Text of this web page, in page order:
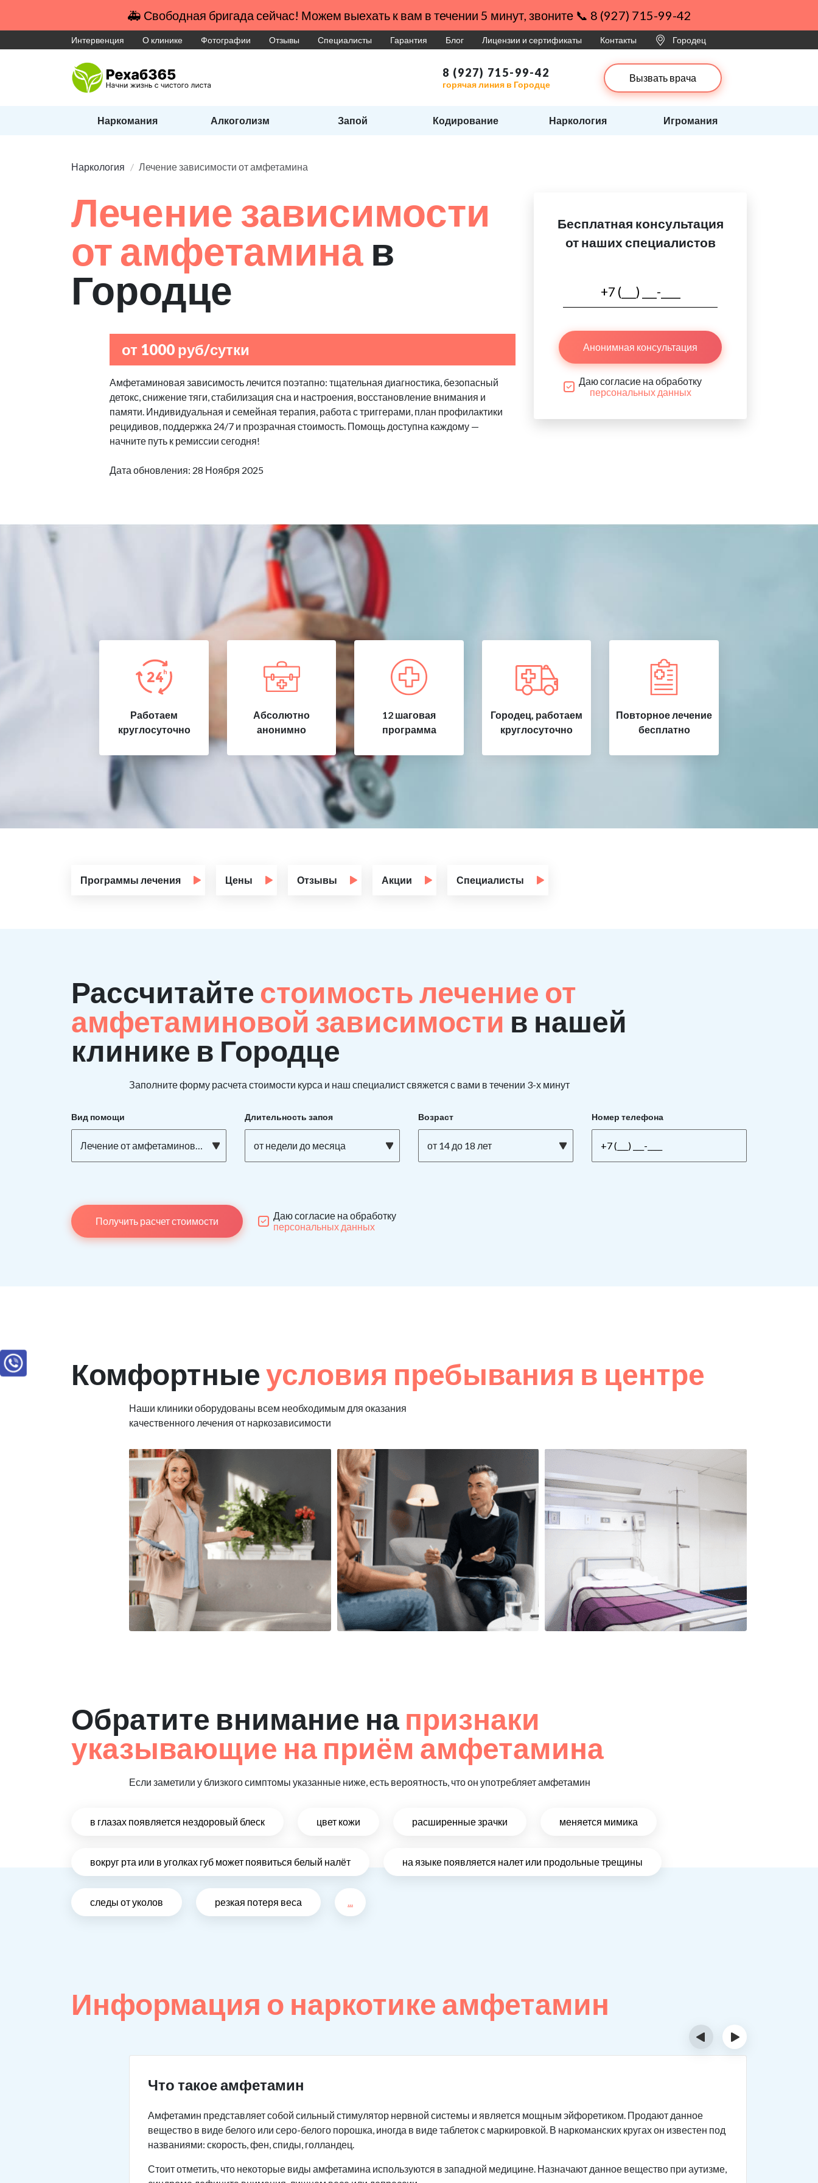
🚑 Свободная бригада сейчас! Можем выехать к вам в течении 5 минут, звоните 📞 8 (927) 715-99-42
Интервенция О клинике Фотографии Отзывы Специалисты Гарантия Блог Лицензии и сертификаты Контакты Городец
8 (927) 715-99-42
горячая линия в Городце
Вызвать врача
Наркомания Алкоголизм Запой Кодирование Наркология Игромания
Наркология Лечение зависимости от амфетамина
Лечение зависимости
от амфетамина в
Городце
от 1000 руб/сутки
Амфетаминовая зависимость лечится поэтапно: тщательная диагностика, безопасный
детокс, снижение тяги, стабилизация сна и настроения, восстановление внимания и
памяти. Индивидуальная и семейная терапия, работа с триггерами, план профилактики
рецидивов, поддержка 24/7 и прозрачная стоимость. Помощь доступна каждому —
начните путь к ремиссии сегодня!
Дата обновления: 28 Ноября 2025
Бесплатная консультация
от наших специалистов
Анонимная консультация
Даю согласие на обработку
персональных данных
Работаем
круглосуточно
Абсолютно
анонимно
12 шаговая
программа
Городец, работаем
круглосуточно
Повторное лечение
бесплатно
Программы лечения Цены Отзывы Акции Специалисты
Рассчитайте стоимость лечение от
амфетаминовой зависимости в нашей
клинике в Городце
Заполните форму расчета стоимости курса и наш специалист свяжется с вами в течении 3-х минут
Вид помощи
Лечение от амфетаминовой зависимости
Длительность запоя
от недели до месяца
Возраст
от 14 до 18 лет
Номер телефона
Получить расчет стоимости
Даю согласие на обработку
персональных данных
Комфортныеусловия пребывания в центре
Наши клиники оборудованы всем необходимым для оказания
качественного лечения от наркозависимости
Обратите внимание на признаки
указывающие на приём амфетамина
Если заметили у близкого симптомы указанные ниже, есть вероятность, что он употребляет амфетамин
в глазах появляется нездоровый блеск цвет кожи расширенные зрачки меняется мимика
вокруг рта или в уголках губ может появиться белый налёт на языке появляется налет или продольные трещины
следы от уколов резкая потеря веса ...
Информация о наркотике амфетамин
Что такое амфетамин
Амфетамин представляет собой сильный стимулятор нервной системы и является мощным эйфоретиком. Продают данное
вещество в виде белого или серо-белого порошка, иногда в виде таблеток с маркировкой. В наркоманских кругах он известен под
названиями: скорость, фен, спиды, голландец.
Стоит отметить, что некоторые виды амфетамина используются в западной медицине. Назначают данное вещество при аутизме,
‹ ›